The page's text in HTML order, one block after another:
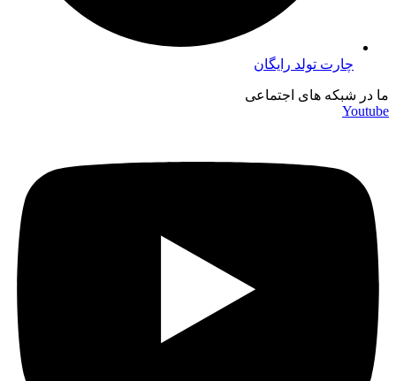
چارت تولد رایگان
ما در شبکه های اجتماعی
Youtube